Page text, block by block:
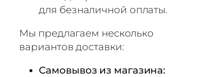
для безналичной оплаты.
Мы предлагаем несколько
вариантов доставки:
Самовывоз из магазина: